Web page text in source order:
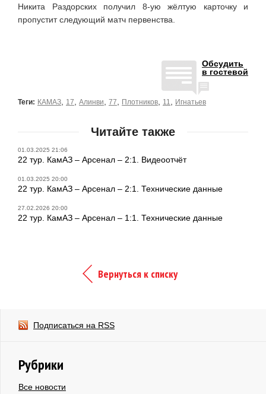
Никита Раздорских получил 8-ую жёлтую карточку и
пропустит следующий матч первенства.
Обсудить
в гостевой
Теги: КАМАЗ 17 Алинви 77 Плотников 11 Игнатьев
Читайте также
01.03.2025 21:06
22 тур. КамАЗ – Арсенал – 2:1. Видеоотчёт
01.03.2025 20:00
22 тур. КамАЗ – Арсенал – 2:1. Технические данные
27.02.2026 20:00
22 тур. КамАЗ – Арсенал – 1:1. Технические данные
Вернуться к списку
Подписаться на RSS
Рубрики
Все новости